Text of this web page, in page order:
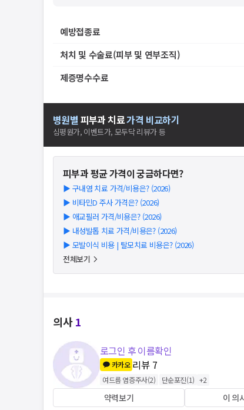
예방접종료
처치 및 수술료(피부 및 연부조직)
제증명수수료
병원별 피부과치료가격 비교하기
심평원가, 이벤트가, 모두닥 리뷰가 등
피부과평균 가격이 궁금하다면?
▶ 구내염 치료 가격/비용은? (2026)
▶ 비타민D 주사 가격은? (2026)
▶ 애교필러 가격/비용은? (2026)
▶ 내성발톱 치료 가격/비용은? (2026)
▶ 모발이식 비용 | 탈모치료 비용은? (2026)
전체보기
의사1
로그인 후 이름확인
카카오 리뷰 7
여드름 염증주사(2) 단순포진(1) +2
약력보기 이 의